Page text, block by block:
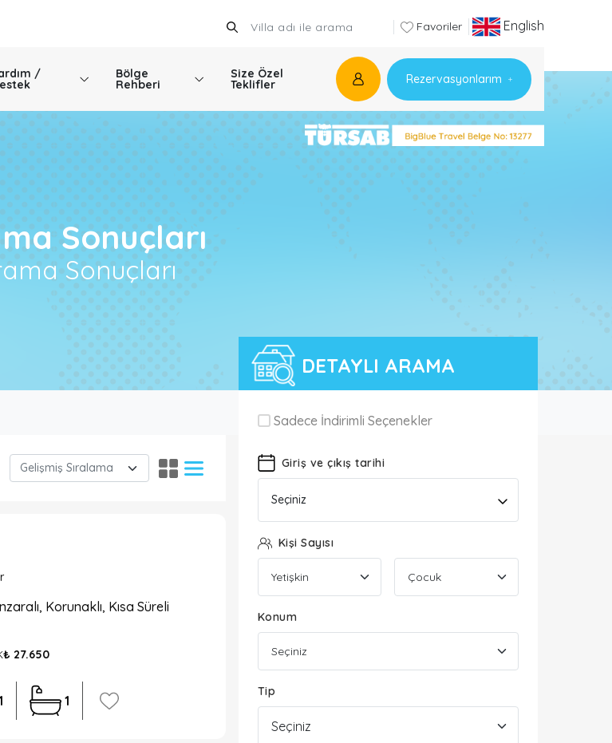
Favoriler English
/ Bölge
Rehberi
Size Özel
Teklifler Rezervasyonlarım
Sonuçları
Sonuçları
Korunaklı, Kısa Süreli
₺ 27.650
1
DETAYLI ARAMA
Sadece İndirimli Seçenekler
Giriş ve çıkış tarihi
Seçiniz
Kişi Sayısı
Konum
Tip